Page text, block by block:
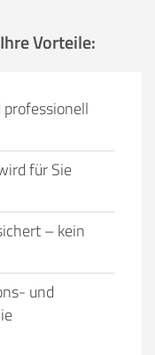
Vorteile:
für Sie
– kein
und